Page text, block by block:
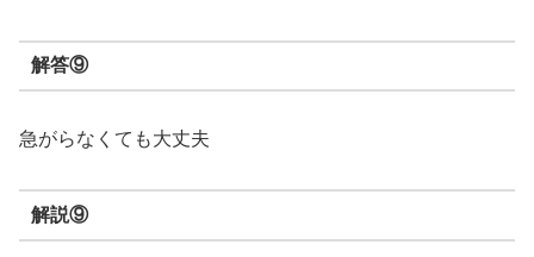
解答⑨
急がらなくても大丈夫
解説⑨